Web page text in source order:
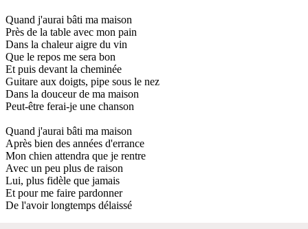
Quand j'aurai bâti ma maison
Près de la table avec mon pain
Dans la chaleur aigre du vin
Que le repos me sera bon
Et puis devant la cheminée
Guitare aux doigts, pipe sous le nez
Dans la douceur de ma maison
Peut-être ferai-je une chanson
Quand j'aurai bâti ma maison
Après bien des années d'errance
Mon chien attendra que je rentre
Avec un peu plus de raison
Lui, plus fidèle que jamais
Et pour me faire pardonner
De l'avoir longtemps délaissé